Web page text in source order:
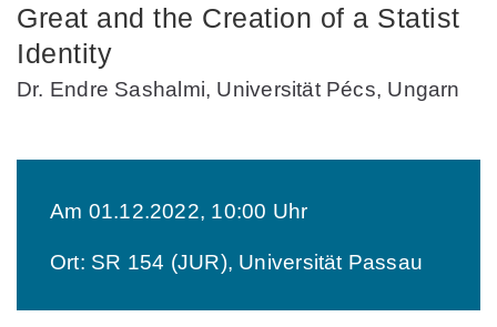
Great and the Creation of a Statist
Identity
Dr. Endre Sashalmi, Universität Pécs, Ungarn
Am 01.12.2022, 10:00 Uhr
Ort: SR 154 (JUR), Universität Passau